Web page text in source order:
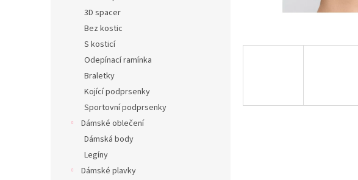
3D spacer
Bez kostic
S kosticí
Odepínací ramínka
Braletky
Kojící podprsenky
Sportovní podprsenky
Dámské oblečení
Dámská body
Legíny
Dámské plavky